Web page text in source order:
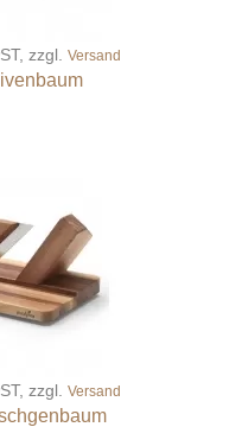
zzgl. Versand
zzgl. Versand